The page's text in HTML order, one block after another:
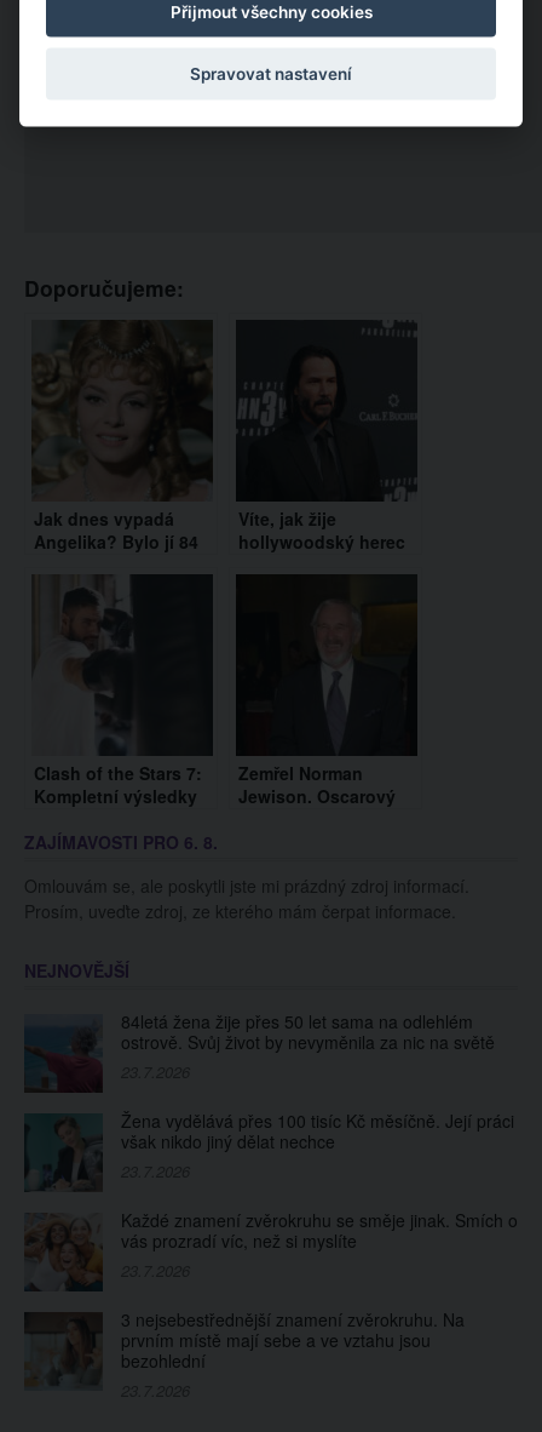
Doporučujeme:
Jak dnes vypadá
Angelika? Bylo jí 84
úžasně
Víte, jak žije
hollywoodský herec
Clash of the Stars 7:
Kompletní výsledky
Zemřel Norman
Jewison. Oscarový
ZAJÍMAVOSTI PRO 6. 8.
Omlouvám se, ale poskytli jste mi prázdný zdroj informací.
Prosím, uveďte zdroj, ze kterého mám čerpat informace.
NEJNOVĚJŠÍ
84letá žena žije přes 50 let sama na odlehlém
ostrově. Svůj život by nevyměnila za nic na světě
Žena vydělává přes 100 tisíc Kč měsíčně. Její práci
však nikdo jiný dělat nechce
Každé znamení zvěrokruhu se směje jinak. Smích o
vás prozradí víc, než si myslíte
3 nejsebestřednější znamení zvěrokruhu. Na
prvním místě mají sebe a ve vztahu jsou
bezohlední
Přijmout všechny cookies
Spravovat nastavení